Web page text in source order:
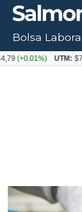
Bolsa
UTM: $71.649